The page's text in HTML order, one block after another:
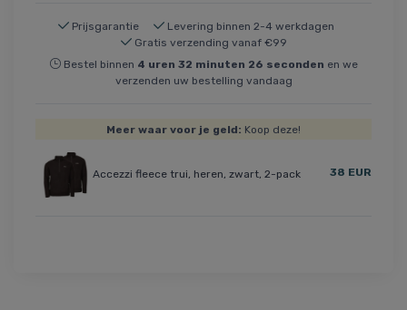
Prijsgarantie
Levering binnen 2-4 werkdagen
Gratis verzending vanaf €99
Bestel binnen 4 uren 32 minuten 26 seconden en we
verzenden uw bestelling vandaag
Meer waar voor je geld: Koop deze!
Accezzi fleece trui, heren, zwart, 2-pack 38 EUR